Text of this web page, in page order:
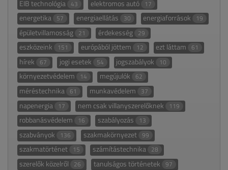
EIB technológia 43 elektromos autó 17
energetika 57 energiaellátás 30 energiaforrások 19
épületvillamosság 21 érdekesség 29
eszközeink 151 európából jöttem 12 ezt láttam 61
hírek 67 jogi esetek 54 jogszabályok 10
környezetvédelem 14 megújulók 62
méréstechnika 61 munkavédelem 37
napenergia 17 nem csak villanyszerelőknek 119
robbanásvédelem 16 szabályozás 13
szabványok 136 szakmakörnyezet 99
szakmatörténet 15 számítástechnika 28
szerelők közelről 26 tanulságos történetek 97